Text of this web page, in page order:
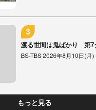
渡る世間は鬼ばかり 第7
BS-TBS 2026年8月10日(月)
もっと見る